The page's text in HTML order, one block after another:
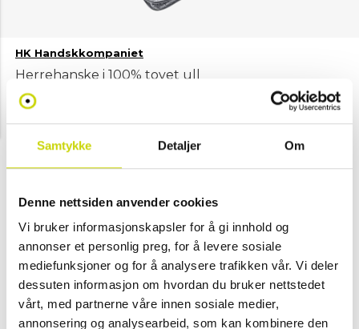
Samtykke Detaljer Om
Denne nettsiden anvender cookies
Vi bruker informasjonskapsler for å gi innhold og
annonser et personlig preg, for å levere sosiale
mediefunksjoner og for å analysere trafikken vår. Vi deler
dessuten informasjon om hvordan du bruker nettstedet
vårt, med partnerne våre innen sosiale medier,
annonsering og analysearbeid, som kan kombinere den
HK Handskkompaniet
Herrehanske i 100% tovet ull
NOK 499
Velg farge
Mørk grå Svart
Velg størrelse
XL M L